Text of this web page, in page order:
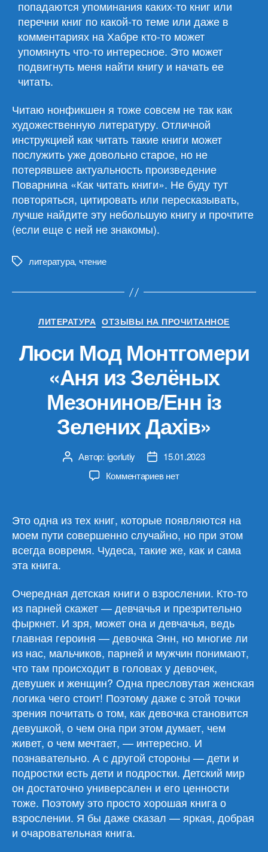
попадаются упоминания каких-то книг или
перечни книг по какой-то теме или даже в
комментариях на Хабре кто-то может
упомянуть что-то интересное. Это может
подвигнуть меня найти книгу и начать ее
читать.
Читаю нонфикшен я тоже совсем не так как
художественную литературу. Отличной
инструкцией как читать такие книги может
послужить уже довольно старое, но не
потерявшее актуальность произведение
Поварнина «Как читать книги». Не буду тут
повторяться, цитировать или пересказывать,
лучше найдите эту небольшую книгу и прочтите
(если еще с ней не знакомы).
Меткилитература, чтение
Рубрики
ЛИТЕРАТУРА ОТЗЫВЫ НА ПРОЧИТАННОЕ
Люси Мод Монтгомери
«Аня из Зелёных
Мезонинов/Енн із
Зелених Дахів»
Автор
записи
Автор: igorlutiy
Дата15.01.2023
Комментариевк
Монтгомери
«Аня
из
Енн
із
Зелених
Дахів»
нет
Это одна из тех книг, которые появляются на
моем пути совершенно случайно, но при этом
всегда вовремя. Чудеса, такие же, как и сама
эта книга.
Очередная детская книги о взрослении. Кто-то
из парней скажет — девчачья и презрительно
фыркнет. И зря, может она и девчачья, ведь
главная героиня — девочка Энн, но многие ли
из нас, мальчиков, парней и мужчин понимают,
что там происходит в головах у девочек,
девушек и женщин? Одна пресловутая женская
логика чего стоит! Поэтому даже с этой точки
зрения почитать о том, как девочка становится
девушкой, о чем она при этом думает, чем
живет, о чем мечтает, — интересно. И
познавательно. А с другой стороны — дети и
подростки есть дети и подростки. Детский мир
он достаточно универсален и его ценности
тоже. Поэтому это просто хорошая книга о
взрослении. Я бы даже сказал — яркая, добрая
и очаровательная книга.